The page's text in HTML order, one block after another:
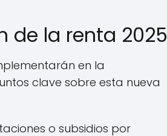
de la renta 2025
en la
clave sobre esta nueva
o subsidios por